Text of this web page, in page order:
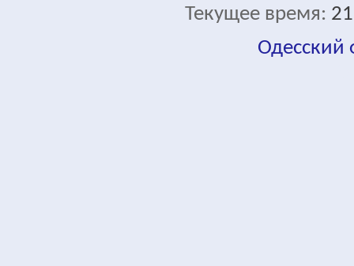
Текущее время:
Одесский